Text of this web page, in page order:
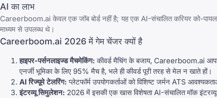
AI का लाभ
Careerboom.ai केवल एक जॉब बोर्ड नहीं है; यह एक AI-संचालित करियर को-
माध्यम से उपलब्ध थे।
Careerboom.ai 2026 में गेम चेंजर क्यों है
हाइपर-पर्सनलाइज्ड मैचमेकिंग: कीवर्ड मैचिंग के बजाय, Careerboom.ai
एनर्जी भूमिका के लिए 95% मैच है, भले ही कीवर्ड पूरी तरह से मेल न खाते हों।
AI रिज्यूमे टेलरिंग: प्लेटफॉर्म उपयोगकर्ताओं को विशिष्ट जर्मन ATS
इंटरव्यू सिमुलेशन: 2026 में इसकी एक खास विशेषता AI-संचालित मॉक